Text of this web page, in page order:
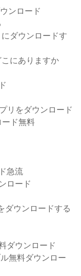
ンロード
ダウンロードす
にありますか
リをダウンロード
ード無料
急流
ロード
ダウンロードする
ダウンロード
無料ダウンロー